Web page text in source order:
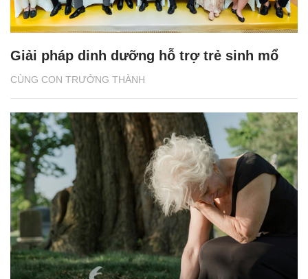
CÙNG CON TRƯỞNG THÀNH
Giải pháp dinh dưỡng hỗ trợ trẻ sinh mổ